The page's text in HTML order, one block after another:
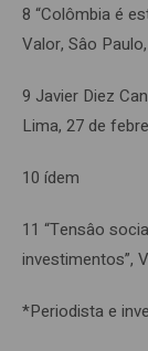
8 “Colômbia é
Valor, Sâo
9 Javier Diez
Lima, 27 de
10 ídem
11 “Tensâo
investimentos”,
*Periodista e